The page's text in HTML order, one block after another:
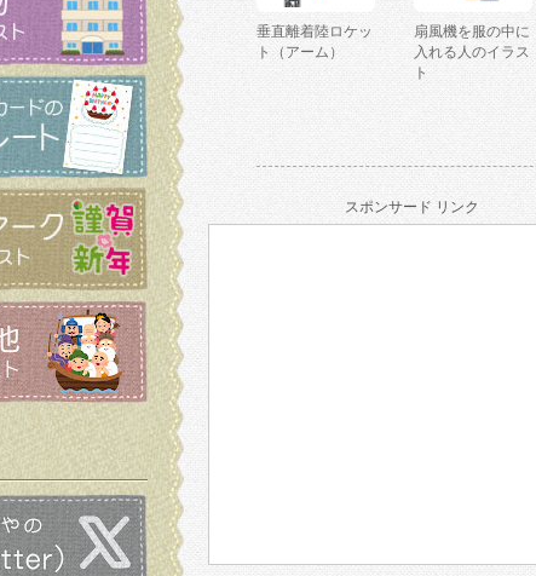
垂直離着陸ロケッ
ト（アーム）
扇風機を服の中に
入れる人のイラス
ト
スポンサード リンク